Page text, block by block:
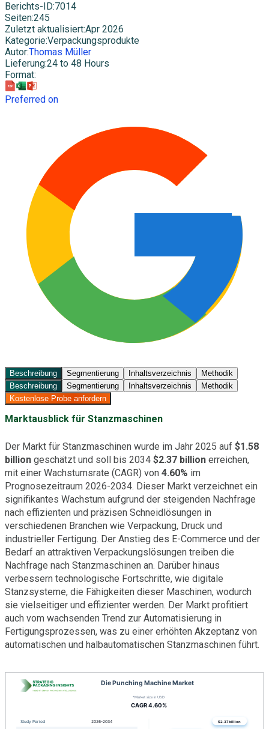
Berichts-ID:7014
Seiten:245
Zuletzt aktualisiert:Apr 2026
Kategorie:Verpackungsprodukte
Autor:Thomas Müller
Lieferung:24 to 48 Hours
Format:
Preferred on
Beschreibung Segmentierung Inhaltsverzeichnis
Methodik
Beschreibung
Segmentierung Inhaltsverzeichnis
Methodik
Kostenlose Probe anfordern
Marktausblick für Stanzmaschinen
Der Markt für Stanzmaschinen wurde im Jahr 2025 auf $1.58
billion geschätzt und soll bis 2034 $2.37 billion erreichen,
mit einer Wachstumsrate (CAGR) von 4.60% im
Prognosezeitraum 2026-2034. Dieser Markt verzeichnet ein
signifikantes Wachstum aufgrund der steigenden Nachfrage
nach effizienten und präzisen Schneidlösungen in
verschiedenen Branchen wie Verpackung, Druck und
industrieller Fertigung. Der Anstieg des E-Commerce und der
Bedarf an attraktiven Verpackungslösungen treiben die
Nachfrage nach Stanzmaschinen an. Darüber hinaus
verbessern technologische Fortschritte, wie digitale
Stanzsysteme, die Fähigkeiten dieser Maschinen, wodurch
sie vielseitiger und effizienter werden. Der Markt profitiert
auch vom wachsenden Trend zur Automatisierung in
Fertigungsprozessen, was zu einer erhöhten Akzeptanz von
automatischen und halbautomatischen Stanzmaschinen führt.